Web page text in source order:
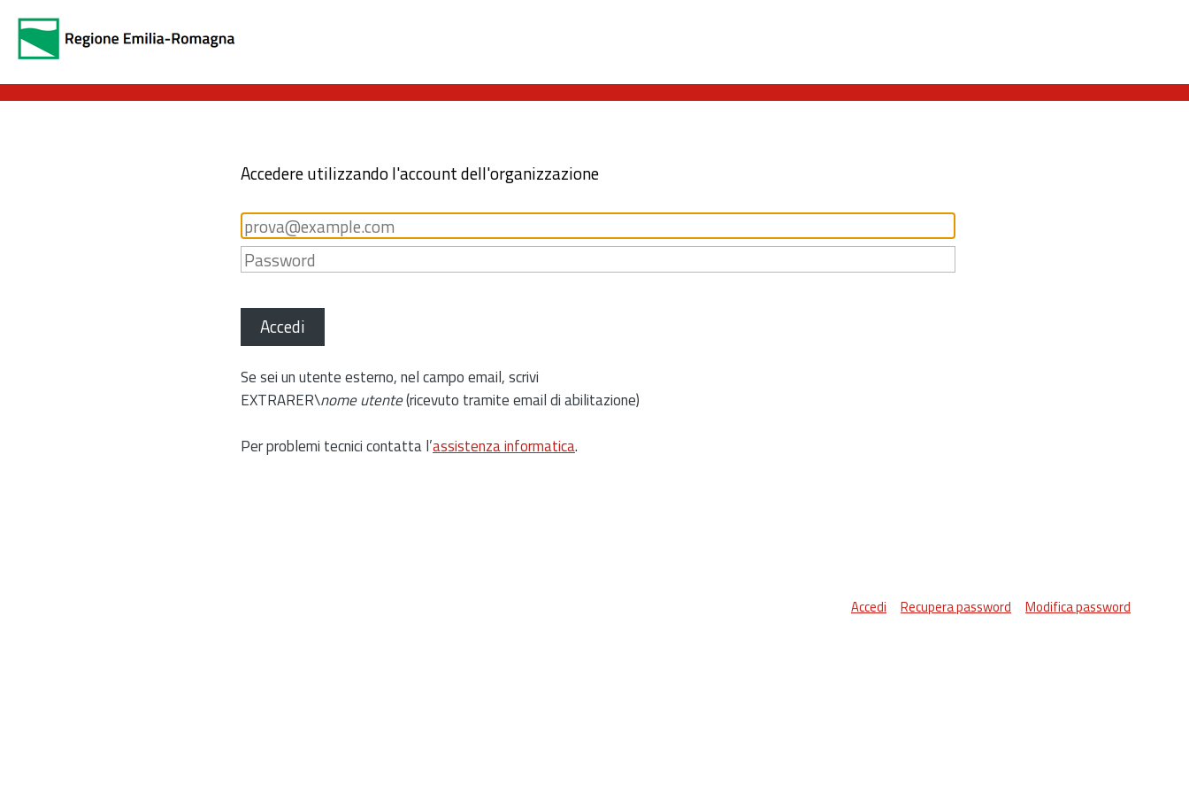
Accedere utilizzando l'account dell'organizzazione
Accedi
Se sei un utente esterno, nel campo email, scrivi
EXTRARER\nome utente(ricevuto tramite email di abilitazione)
Per problemi tecnici contatta l’assistenza informatica.
Accedi Recupera password Modifica password